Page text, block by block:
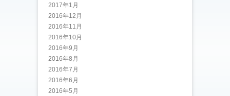
2017年1月
2016年12月
2016年11月
2016年10月
2016年9月
2016年8月
2016年7月
2016年6月
2016年5月